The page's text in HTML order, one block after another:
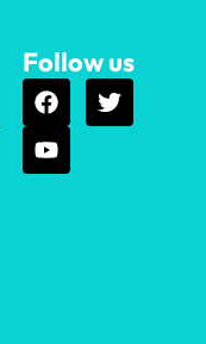
Follow us